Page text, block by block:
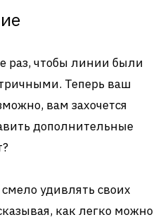
раз, чтобы линии были
Теперь ваш
вам захочется
дополнительные
удивлять своих
как легко можно